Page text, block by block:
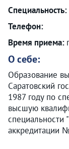
Специальность:
Телефон:
Время приема:
О себе:
Образование
Саратовский
1987 году по
высшую
специальности
аккредитации